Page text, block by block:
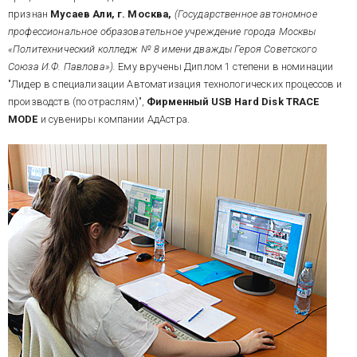
признан Мусаев Али, г. Москва, (Государственное автономное
профессиональное образовательное учреждение города Москвы
«Политехнический колледж № 8 имени дважды Героя Советского
Союза И.Ф. Павлова»). Ему вручены Диплом 1 степени в номинации
"Лидер в специализации Автоматизация технологических процессов и
производств (по отраслям)", Фирменный USB Hard Disk TRACE
MODE и сувениры компании АдАстра.